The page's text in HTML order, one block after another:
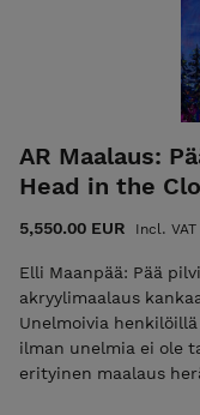
AR Maalaus:
Head in the
5,550.00 EUR Incl.
Elli Maanpää: Pää
akryylimaalaus
Unelmoivia
ilman unelmia ei ole
erityinen maalaus